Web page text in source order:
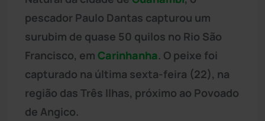
pescador Paulo Dantas capturou um
surubim de quase 50 quilos no Rio São
Francisco, em Carinhanha. O peixe foi
capturado na última sexta-feira (22), na
região das Três Ilhas, próximo ao Povoado
de Angico.